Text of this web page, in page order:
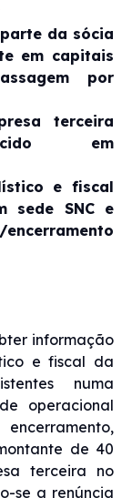
da sócia
em capitais
por
terceira
em
e fiscal
sede SNC e
informação
e fiscal da
numa
operacional
de 40
terceira no
se a renúncia